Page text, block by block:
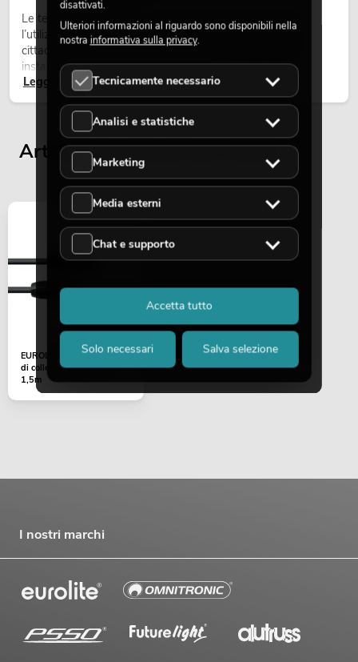
Le teste mobili outdoor sono proiettori motorizzati per
l’utilizzo all’aperto. Vengono impiegate in festival, feste
cittadine, concerti open-air, allestimenti architetturali e
installazioni temporanee all’esterno.
Leggi ora
Articoli visualizzati per ultimi
EUROLITE IP T-Con Cavo
di collegamento 3x1,5
1,5m
I nostri marchi
disattivati.
Ulteriori informazioni al riguardo sono disponibili nella
nostra informativa sulla privacy.
Tecnicamente necessario
Analisi e statistiche
Marketing
Media esterni
Chat e supporto
Solo necessari Salva selezione
Accetta tutto